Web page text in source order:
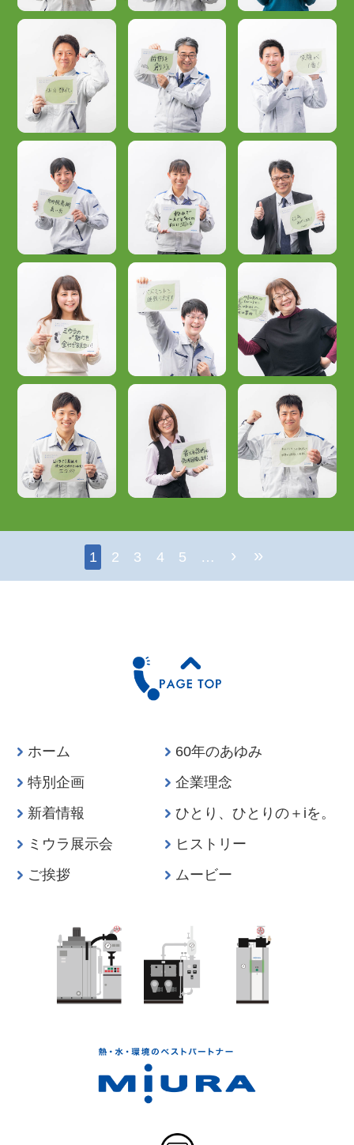
1 2 3 4 5 … › »
ホーム
特別企画
新着情報
ミウラ展示会
ご挨拶
60年のあゆみ
企業理念
ひとり、ひとりの＋iを。
ヒストリー
ムービー
ベストパートナー